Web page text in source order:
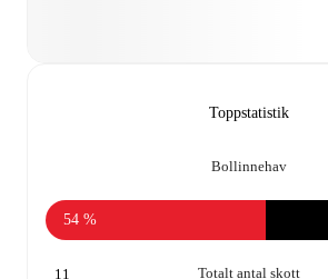
Toppstatistik
Bollinnehav
54 %
Totalt antal skott
11